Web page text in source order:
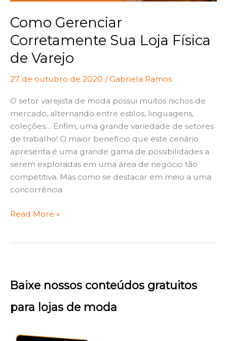
Como Gerenciar
Corretamente Sua Loja Física
de Varejo
27 de outubro de 2020 /Gabriela Ramos
O setor varejista de moda possui muitos nichos de
mercado, alternando entre estilos, linguagens,
coleções… Enfim, uma grande variedade de setores
de trabalho! O maior benefício que este cenário
apresenta é uma grande gama de possibilidades a
serem exploradas em uma área de negócio tão
competitiva. Mas como se destacar em meio a uma
concorrência
Read More »
Baixe nossos conteúdos gratuitos
para lojas de moda